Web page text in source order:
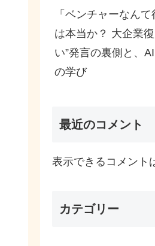
「ベンチャーなん
は本当か？ 大企業
い”発言の裏側と、
の学び
最近のコメント
表示できるコメント
カテゴリー